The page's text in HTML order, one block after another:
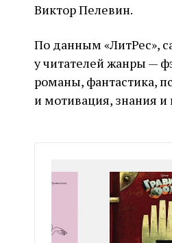
Виктор Пелевин.
По данным «ЛитРес»,
у читателей жанры —
романы, фантастика,
и мотивация, знания и